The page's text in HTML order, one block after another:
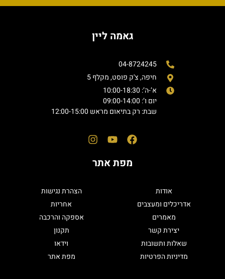
גאמה ליין
04-8724245
חיפה, צ'ק פוסט, מקלף 5
א’-ה’: 10:00-18:30
יום ו’: 09:00-14:00
שבת: רק בתיאום מראש 12:00-15:00
מפת אתר
אודות
אדריכלים ומעצבים
מאמרים
יצירת קשר
שאלות ותשובות
מדיניות הפרטיות
הצהרת נגישות
אחריות
אספקה והרכבה
תקנון
וידאו
מפת אתר